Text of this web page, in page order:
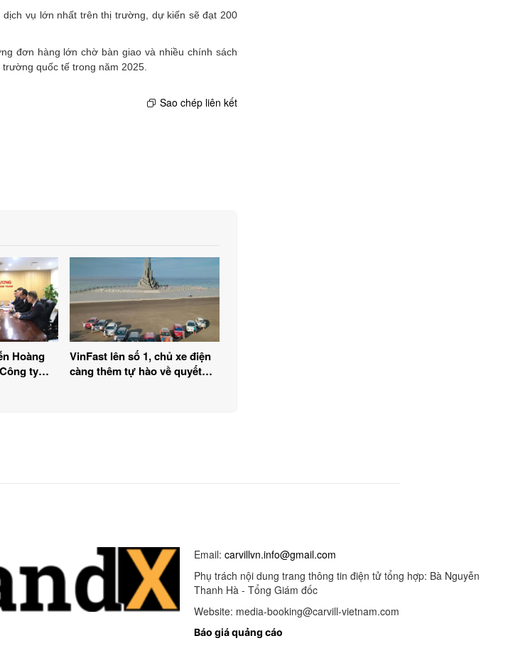
vụ lớn nhất trên thị trường, dự kiến sẽ đạt 200
đơn hàng lớn chờ bàn giao và nhiều chính sách
quốc tế trong năm 2025.
Sao chép liên kết
Hoàng
ty
VinFast lên số 1, chủ xe điện
càng thêm tự hào về quyết
Email: carvillvn.info@gmail.com
Phụ trách nội dung trang thông tin điện tử tổng hợp: Bà Nguyễn
Thanh Hà - Tổng Giám đốc
Website: media-booking@carvill-vietnam.com
Báo giá quảng cáo